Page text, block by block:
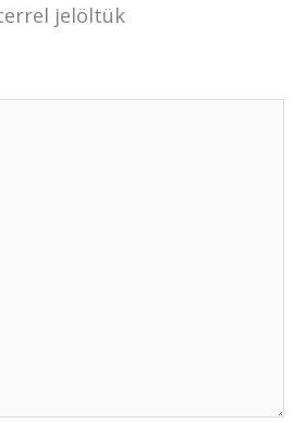
jelöltük